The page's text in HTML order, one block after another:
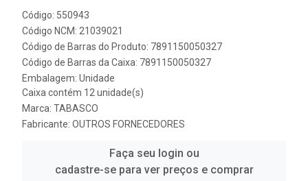
Código: 550943
Código NCM: 21039021
Código de Barras do Produto: 7891150050327
Código de Barras da Caixa: 7891150050327
Embalagem: Unidade
Caixa contém 12 unidade(s)
Marca: TABASCO
Fabricante: OUTROS FORNECEDORES
Faça seu login ou
cadastre-se para ver preços e comprar